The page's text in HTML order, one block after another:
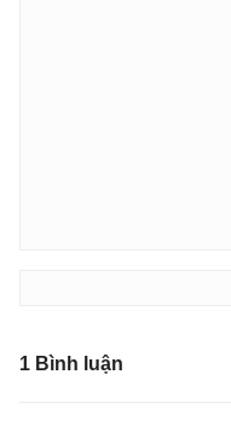
1 Bình luận